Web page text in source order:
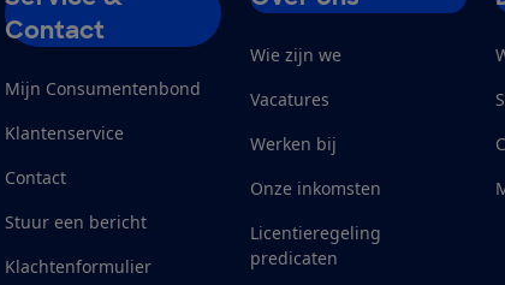
Contact
Mijn Consumentenbond
Klantenservice
Contact
Stuur een bericht
Klachtenformulier
Wie zijn we
Vacatures
Werken bij
Onze inkomsten
Licentieregeling
predicaten